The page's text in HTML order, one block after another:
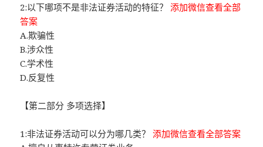
2:以下哪项不是非法证券活动的特征？添加微信查看全部
答案
A.欺骗性
B.涉众性
C.学术性
D.反复性
【第二部分 多项选择】
1:非法证券活动可以分为哪几类？添加微信查看全部答案